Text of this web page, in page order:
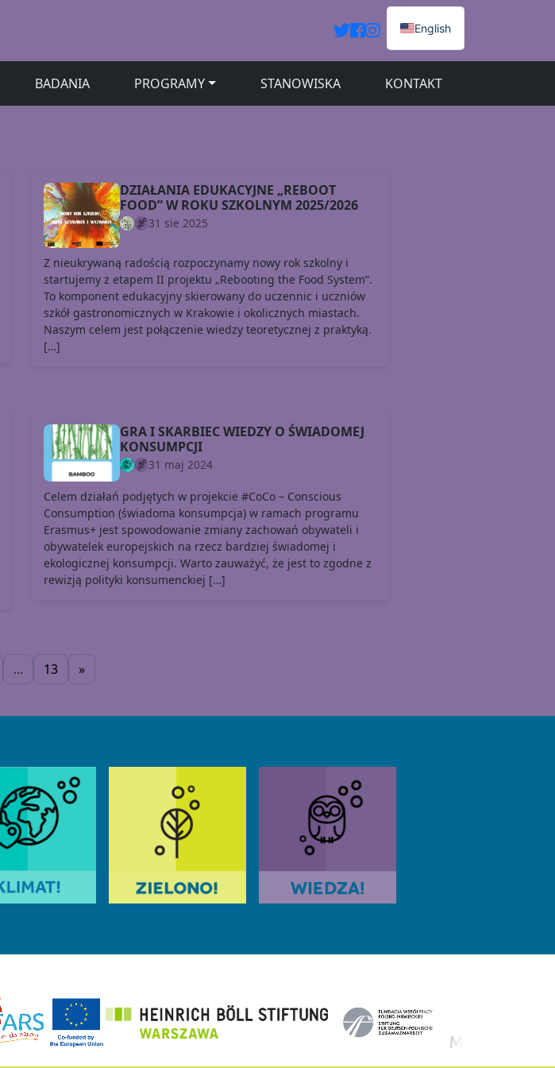
English
BADANIA PROGRAMY STANOWISKA KONTAKT
DZIAŁANIA EDUKACYJNE „REBOOT
FOOD” W ROKU SZKOLNYM 2025/2026
31 sie 2025
Z nieukrywaną radością rozpoczynamy nowy rok szkolny i
startujemy z etapem II projektu „Rebooting the Food System”.
To komponent edukacyjny skierowany do uczennic i uczniów
szkół gastronomicznych w Krakowie i okolicznych miastach.
Naszym celem jest połączenie wiedzy teoretycznej z praktyką.
[…]
GRA I SKARBIEC WIEDZY O ŚWIADOMEJ
KONSUMPCJI
31 maj 2024
Celem działań podjętych w projekcie #CoCo – Conscious
Consumption (świadoma konsumpcja) w ramach programu
Erasmus+ jest spowodowanie zmiany zachowań obywateli i
obywatelek europejskich na rzecz bardziej świadomej i
ekologicznej konsumpcji. Warto zauważyć, że jest to zgodne z
rewizją polityki konsumenckiej […]
... 13 »